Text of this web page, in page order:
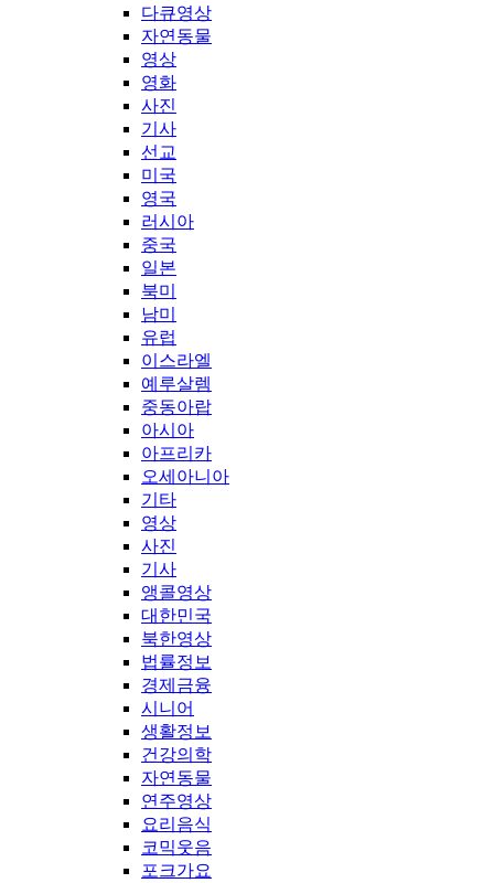
다큐영상
자연동물
영상
영화
사진
기사
선교
미국
영국
러시아
중국
일본
북미
남미
유럽
이스라엘
예루살렘
중동아랍
아시아
아프리카
오세아니아
기타
영상
사진
기사
앵콜영상
대한민국
북한영상
법률정보
경제금융
시니어
생활정보
건강의학
자연동물
연주영상
요리음식
코믹웃음
포크가요